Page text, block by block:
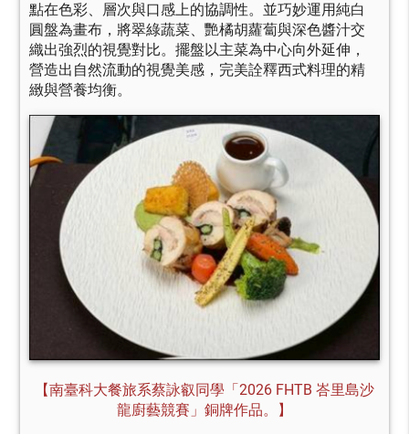
點在色彩、層次與口感上的協調性。並巧妙運用純白
圓盤為畫布，將翠綠蔬菜、艷橘胡蘿蔔與深色醬汁交
織出強烈的視覺對比。擺盤以主菜為中心向外延伸，
營造出自然流動的視覺美感，完美詮釋西式料理的精
緻與營養均衡。
【南臺科大餐旅系蔡詠叡同學「2026 FHTB 峇里島沙
龍廚藝競賽」銅牌作品。】